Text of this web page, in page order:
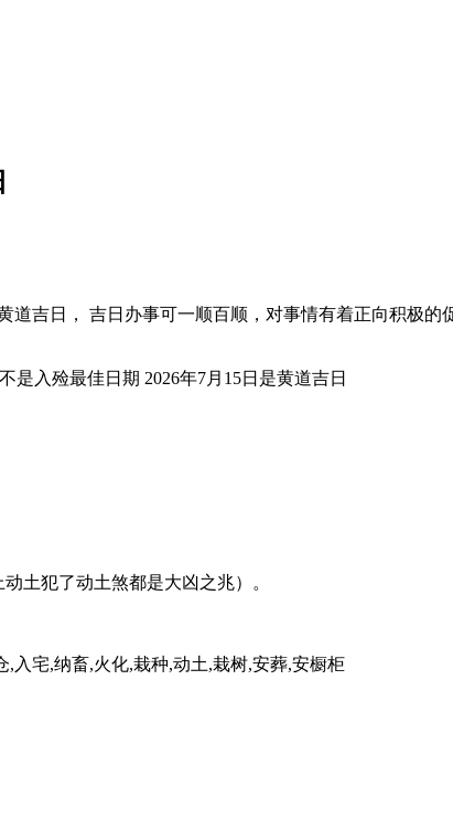
吉日， 吉日办事可一顺百顺，对事情有着正向积极的
土犯了动土煞都是大凶之兆）。
入宅,纳畜,火化,栽种,动土,栽树,安葬,安橱柜